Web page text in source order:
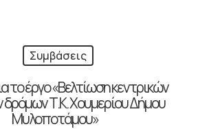
Συμβάσεις
το έργο «Βελτίωση κεντρικών
δρόμων Τ.Κ. Χουμερίου Δήμου
Μυλοποτάμου»